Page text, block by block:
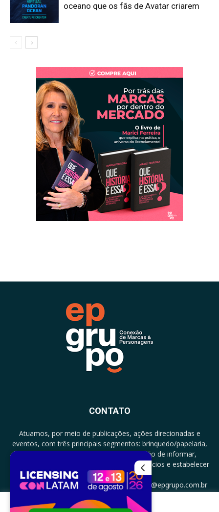
oceano que os fãs de Avatar criarem
CONTATO
Atuamos, por meio de publicações, ações direcionadas e
eventos, com três principais segmentos: brinquedo/papelaria,
licenciamento e zero a três com a missão de informar,
documentar, proporcionar encontro de negócios e estabelecer
parcerias.
CONTATO: +5511994513097 - atendimento@epgrupo.com.br